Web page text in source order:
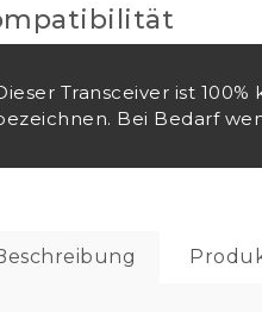
Transceiver ist
Bei Bedarf